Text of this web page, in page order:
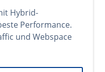
Hybrid-
Performance.
und Webspace